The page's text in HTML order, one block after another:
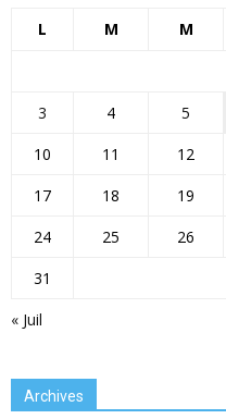
L M M
« Juil
3
4 5
10
11 12
17
18 19
24
25 26
31
Archives